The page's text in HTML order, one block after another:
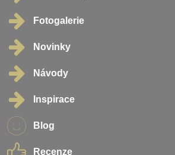
Fotogalerie
Novinky
Návody
Inspirace
Blog
Recenze